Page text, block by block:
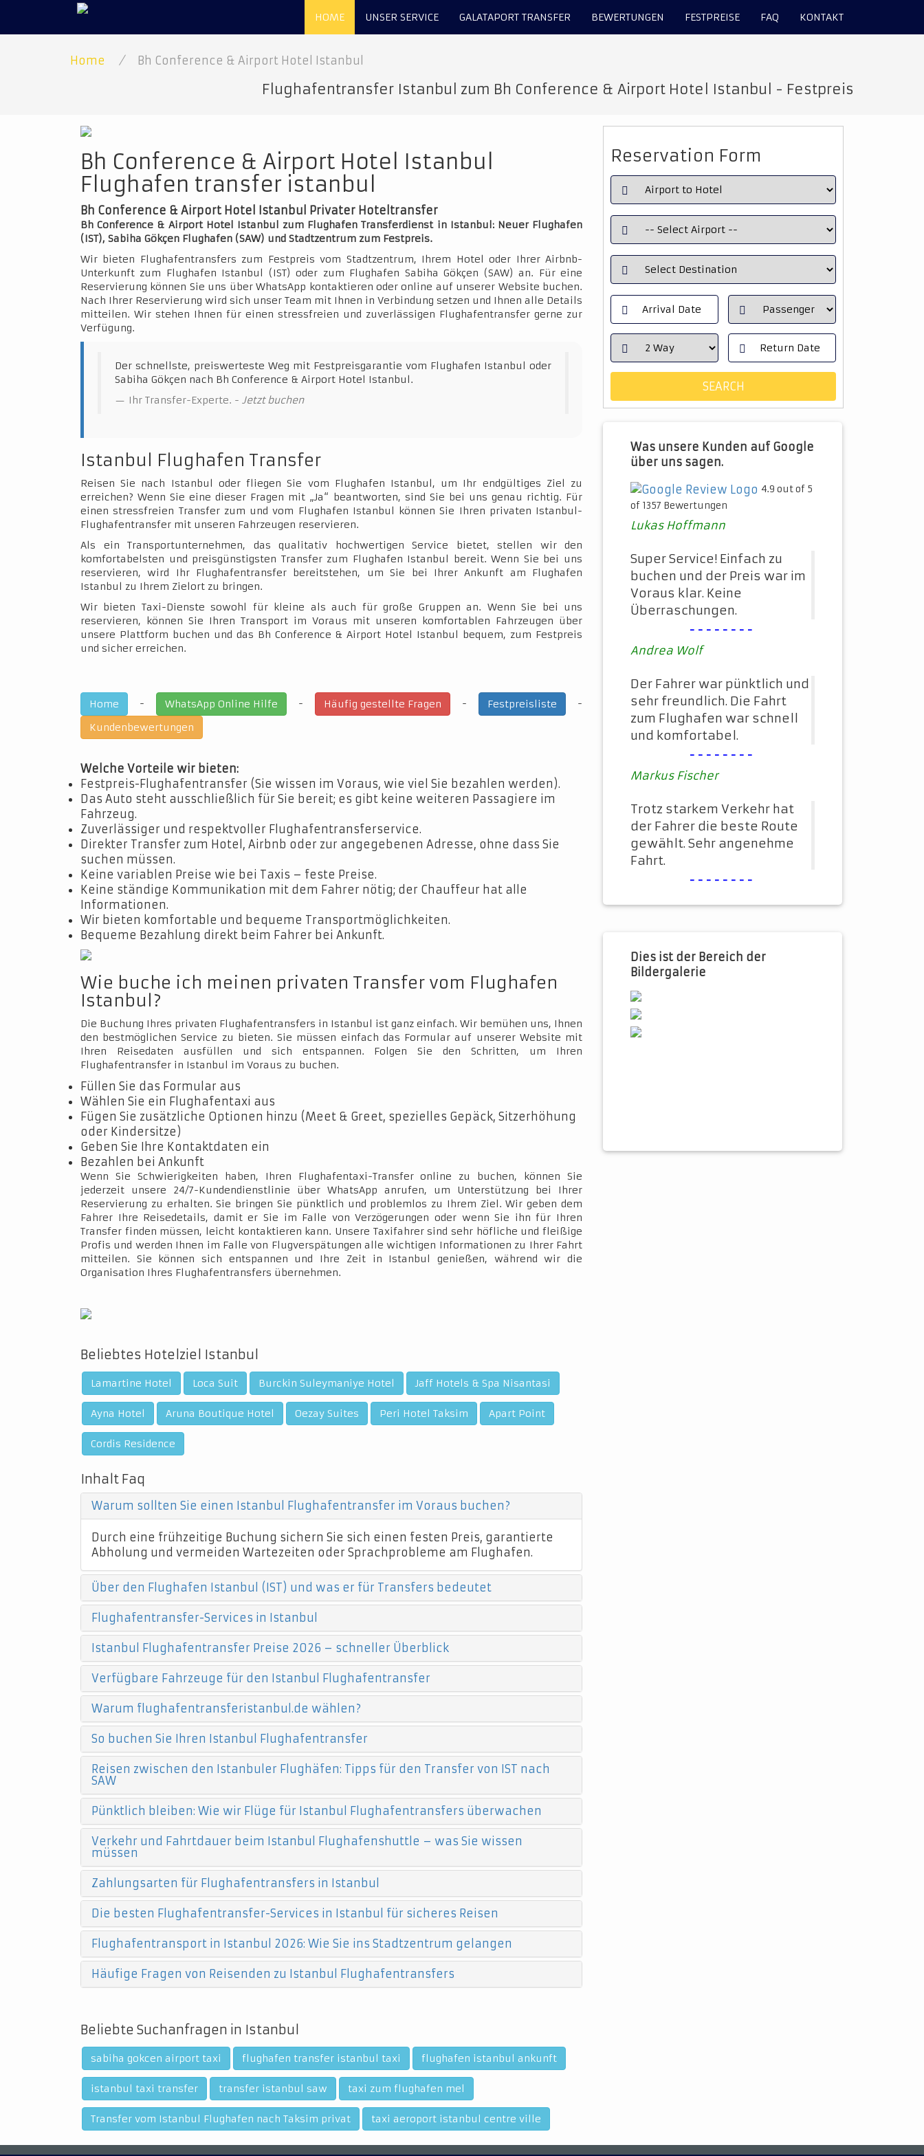
HOME UNSER SERVICE GALATAPORT TRANSFER BEWERTUNGEN FESTPREISE FAQ KONTAKT
Home / Bh Conference & Airport Hotel Istanbul
Flughafentransfer Istanbul zum Bh Conference & Airport Hotel Istanbul - Festpreis
Bh Conference & Airport Hotel Istanbul
Flughafen transfer istanbul
Bh Conference & Airport Hotel Istanbul Privater Hoteltransfer
Bh Conference & Airport Hotel Istanbul zum Flughafen Transferdienst in Istanbul: Neuer Flughafen
(IST), Sabiha Gökçen Flughafen (SAW) und Stadtzentrum zum Festpreis.
Wir bieten Flughafentransfers zum Festpreis vom Stadtzentrum, Ihrem Hotel oder Ihrer Airbnb-
Unterkunft zum Flughafen Istanbul (IST) oder zum Flughafen Sabiha Gökçen (SAW) an. Für eine
Reservierung können Sie uns über WhatsApp kontaktieren oder online auf unserer Website buchen.
Nach Ihrer Reservierung wird sich unser Team mit Ihnen in Verbindung setzen und Ihnen alle Details
mitteilen. Wir stehen Ihnen für einen stressfreien und zuverlässigen Flughafentransfer gerne zur
Verfügung.
Der schnellste, preiswerteste Weg mit Festpreisgarantie vom Flughafen Istanbul oder
Sabiha Gökçen nach Bh Conference & Airport Hotel Istanbul.
Ihr Transfer-Experte. - Jetzt buchen
Istanbul Flughafen Transfer
Reisen Sie nach Istanbul oder fliegen Sie vom Flughafen Istanbul, um Ihr endgültiges Ziel zu
erreichen? Wenn Sie eine dieser Fragen mit „Ja“ beantworten, sind Sie bei uns genau richtig. Für
einen stressfreien Transfer zum und vom Flughafen Istanbul können Sie Ihren privaten Istanbul-
Flughafentransfer mit unseren Fahrzeugen reservieren.
Als ein Transportunternehmen, das qualitativ hochwertigen Service bietet, stellen wir den
komfortabelsten und preisgünstigsten Transfer zum Flughafen Istanbul bereit. Wenn Sie bei uns
reservieren, wird Ihr Flughafentransfer bereitstehen, um Sie bei Ihrer Ankunft am Flughafen
Istanbul zu Ihrem Zielort zu bringen.
Wir bieten Taxi-Dienste sowohl für kleine als auch für große Gruppen an. Wenn Sie bei uns
reservieren, können Sie Ihren Transport im Voraus mit unseren komfortablen Fahrzeugen über
unsere Plattform buchen und das Bh Conference & Airport Hotel Istanbul bequem, zum Festpreis
und sicher erreichen.
Home - WhatsApp Online Hilfe - Häufig gestellte Fragen - Festpreisliste
-
Kundenbewertungen
Welche Vorteile wir bieten:
Festpreis-Flughafentransfer (Sie wissen im Voraus, wie viel Sie bezahlen werden).
Das Auto steht ausschließlich für Sie bereit; es gibt keine weiteren Passagiere im
Fahrzeug.
Zuverlässiger und respektvoller Flughafentransferservice.
Direkter Transfer zum Hotel, Airbnb oder zur angegebenen Adresse, ohne dass Sie
suchen müssen.
Keine variablen Preise wie bei Taxis – feste Preise.
Keine ständige Kommunikation mit dem Fahrer nötig; der Chauffeur hat alle
Informationen.
Wir bieten komfortable und bequeme Transportmöglichkeiten.
Bequeme Bezahlung direkt beim Fahrer bei Ankunft.
Wie buche ich meinen privaten Transfer vom Flughafen
Istanbul?
Die Buchung Ihres privaten Flughafentransfers in Istanbul ist ganz einfach. Wir bemühen uns, Ihnen
den bestmöglichen Service zu bieten. Sie müssen einfach das Formular auf unserer Website mit
Ihren Reisedaten ausfüllen und sich entspannen. Folgen Sie den Schritten, um Ihren
Flughafentransfer in Istanbul im Voraus zu buchen.
Füllen Sie das Formular aus
Wählen Sie ein Flughafentaxi aus
Fügen Sie zusätzliche Optionen hinzu (Meet & Greet, spezielles Gepäck, Sitzerhöhung
oder Kindersitze)
Geben Sie Ihre Kontaktdaten ein
Bezahlen bei Ankunft
Wenn Sie Schwierigkeiten haben, Ihren Flughafentaxi-Transfer online zu buchen, können Sie
jederzeit unsere 24/7-Kundendienstlinie über WhatsApp anrufen, um Unterstützung bei Ihrer
Reservierung zu erhalten. Sie bringen Sie pünktlich und problemlos zu Ihrem Ziel. Wir geben dem
Fahrer Ihre Reisedetails, damit er Sie im Falle von Verzögerungen oder wenn Sie ihn für Ihren
Transfer finden müssen, leicht kontaktieren kann. Unsere Taxifahrer sind sehr höfliche und fleißige
Profis und werden Ihnen im Falle von Flugverspätungen alle wichtigen Informationen zu Ihrer Fahrt
mitteilen. Sie können sich entspannen und Ihre Zeit in Istanbul genießen, während wir die
Organisation Ihres Flughafentransfers übernehmen.
Beliebtes Hotelziel Istanbul
Lamartine Hotel Loca Suit Burckin Suleymaniye Hotel Jaff Hotels & Spa Nisantasi
Ayna Hotel Aruna Boutique Hotel Oezay Suites Peri Hotel Taksim Apart Point
Cordis Residence
Inhalt Faq
Warum sollten Sie einen Istanbul Flughafentransfer im Voraus buchen?
Durch eine frühzeitige Buchung sichern Sie sich einen festen Preis, garantierte
Abholung und vermeiden Wartezeiten oder Sprachprobleme am Flughafen.
Über den Flughafen Istanbul (IST) und was er für Transfers bedeutet
Flughafentransfer-Services in Istanbul
Istanbul Flughafentransfer Preise 2026 – schneller Überblick
Verfügbare Fahrzeuge für den Istanbul Flughafentransfer
Warum flughafentransferistanbul.de wählen?
So buchen Sie Ihren Istanbul Flughafentransfer
Reisen zwischen den Istanbuler Flughäfen: Tipps für den Transfer von IST nach
SAW
Pünktlich bleiben: Wie wir Flüge für Istanbul Flughafentransfers überwachen
Verkehr und Fahrtdauer beim Istanbul Flughafenshuttle – was Sie wissen
müssen
Zahlungsarten für Flughafentransfers in Istanbul
Die besten Flughafentransfer-Services in Istanbul für sicheres Reisen
Flughafentransport in Istanbul 2026: Wie Sie ins Stadtzentrum gelangen
Häufige Fragen von Reisenden zu Istanbul Flughafentransfers
Beliebte Suchanfragen in Istanbul
sabiha gokcen airport taxi flughafen transfer istanbul taxi flughafen istanbul ankunft
istanbul taxi transfer transfer istanbul saw taxi zum flughafen mel
Transfer vom Istanbul Flughafen nach Taksim privat taxi aeroport istanbul centre ville
Reservation Form
Was unsere Kunden auf Google
über uns sagen.
4.9 out of 5
of 1357 Bewertungen
Lukas Hoffmann
Super Service! Einfach zu
buchen und der Preis war im
Voraus klar. Keine
Überraschungen.
--------
Andrea Wolf
Der Fahrer war pünktlich und
sehr freundlich. Die Fahrt
zum Flughafen war schnell
und komfortabel.
--------
Markus Fischer
Trotz starkem Verkehr hat
der Fahrer die beste Route
gewählt. Sehr angenehme
Fahrt.
--------
Dies ist der Bereich der
Bildergalerie